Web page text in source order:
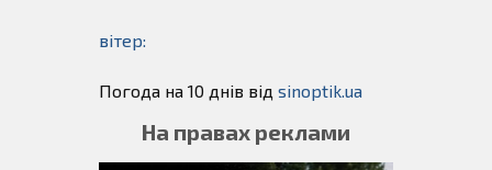
вітер:
Погода на 10 днів від sinoptik.ua
На правах реклами